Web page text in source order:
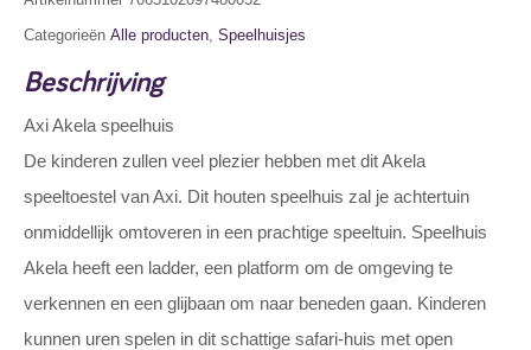
Categorieën Alle producten, Speelhuisjes
Beschrijving
Axi Akela speelhuis
De kinderen zullen veel plezier hebben met dit Akela
speeltoestel van Axi. Dit houten speelhuis zal je achtertuin
onmiddellijk omtoveren in een prachtige speeltuin. Speelhuis
Akela heeft een ladder, een platform om de omgeving te
verkennen en een glijbaan om naar beneden gaan. Kinderen
kunnen uren spelen in dit schattige safari-huis met open